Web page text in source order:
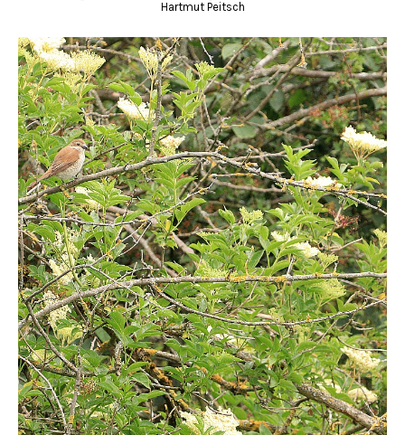
Hartmut Peitsch